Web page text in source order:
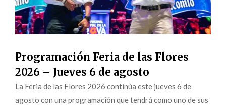
Programación Feria de las Flores
2026 – Jueves 6 de agosto
La Feria de las Flores 2026 continúa este jueves 6 de
agosto con una programación que tendrá como uno de sus